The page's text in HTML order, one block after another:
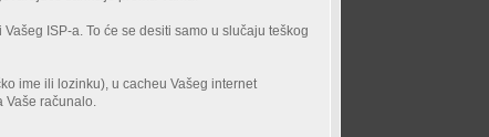
ISP-a. To će se desiti samo u slučaju teškog
ime ili lozinku), u cacheu Vašeg internet
računalo.